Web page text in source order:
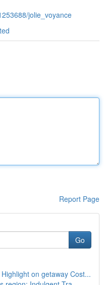
jolie_voyance
Report Page
Go
on getaway Cost...